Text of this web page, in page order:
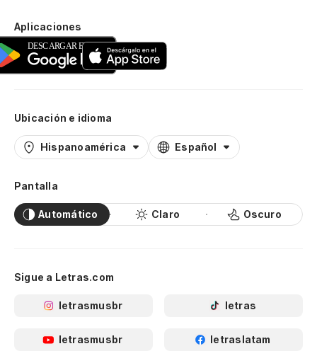
Aplicaciones
Ubicación e idioma
Hispanoamérica Español
Pantalla
Automático Claro Oscuro
Sigue a Letras.com
letrasmusbr letras
letrasmusbr letraslatam